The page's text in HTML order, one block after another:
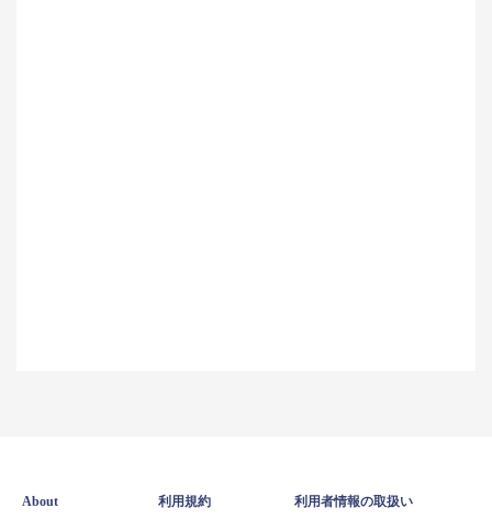
About 利用規約 利用者情報の取扱い